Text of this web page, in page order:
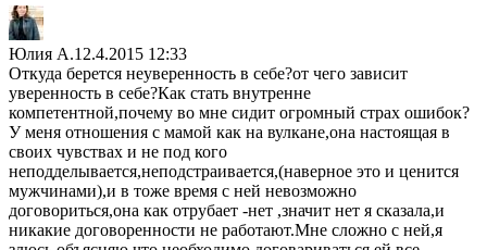
Юлия А.12.4.2015 12:33
Откуда берется неуверенность в себе?от чего зависит
уверенность в себе?Как стать внутренне
компетентной,почему во мне сидит огромный страх ошибок?
У меня отношения с мамой как на вулкане,она настоящая в
своих чувствах и не под кого
неподделывается,неподстраивается,(наверное это и ценится
мужчинами),и в тоже время с ней невозможно
договориться,она как отрубает -нет ,значит нет я сказала,и
никакие договоренности не работают.Мне сложно с ней,я